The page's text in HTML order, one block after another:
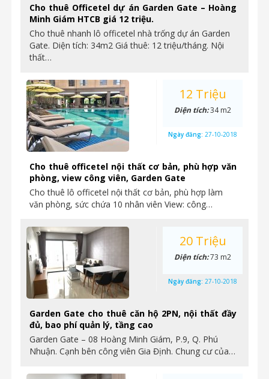
Cho thuê Officetel dự án Garden Gate – Hoàng
Minh Giám HTCB giá 12 triệu.
Cho thuê nhanh lô officetel nhà trống dự án Garden
Gate. Diện tích: 34m2 Giá thuê: 12 triệu/tháng. Nội
thất…
Cho thuê officetel nội thất cơ bản, phù hợp văn
phòng, view công viên, Garden Gate
Cho thuê lô officetel nội thất cơ bản, phù hợp làm
văn phòng, sức chứa 10 nhân viên View: công…
12 Triệu
Diện tích:34 m2
Ngày đăng: 27-10-2018
Garden Gate cho thuê căn hộ 2PN, nội thất đầy
đủ, bao phí quản lý, tầng cao
Garden Gate – 08 Hoàng Minh Giám, P.9, Q. Phú
Nhuận. Cạnh bên công viên Gia Định. Chung cư của…
20 Triệu
Diện tích:73 m2
Ngày đăng: 27-10-2018